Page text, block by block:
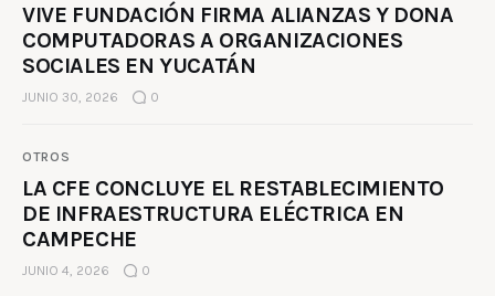
VIVE FUNDACIÓN FIRMA ALIANZAS Y DONA
COMPUTADORAS A ORGANIZACIONES
SOCIALES EN YUCATÁN
JUNIO 30, 2026 0
OTROS
LA CFE CONCLUYE EL RESTABLECIMIENTO
DE INFRAESTRUCTURA ELÉCTRICA EN
CAMPECHE
JUNIO 4, 2026 0